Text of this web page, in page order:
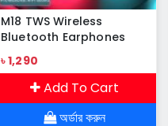
M18 TWS Wireless
Bluetooth Earphones
Waterproof HIFI Stereo
Earbuds Wireless Sports
Headphones With
Charger Case
৳ 1,290
Add To Cart
অর্ডার করুন